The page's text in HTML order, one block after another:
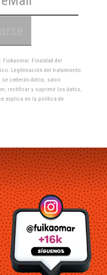
Fuikaomar. Finalidad del
Legitimación del tratamiento:
cederán datos, salvo
rectificar y suprimir los datos,
explica en la política de